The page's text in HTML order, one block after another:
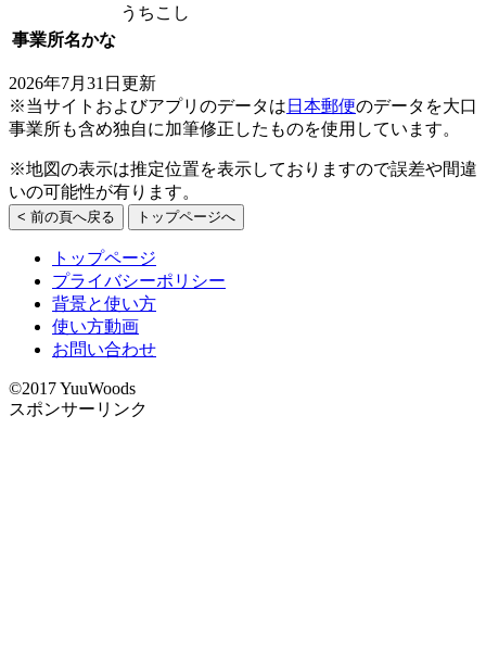
うちこし
事業所名かな
2026年7月31日更新
※当サイトおよびアプリのデータは 日本郵便のデータを大口
事業所も含め独自に加筆修正したものを使用しています。
※地図の表示は推定位置を表示しておりますので誤差や間違
いの可能性が有ります。
< 前の頁へ戻る トップページへ
トップページ
プライバシーポリシー
背景と使い方
使い方動画
お問い合わせ
©2017 YuuWoods
スポンサーリンク